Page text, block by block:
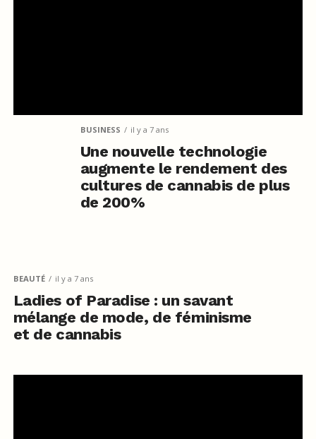
BUSINESS il y a 7 ans
Une nouvelle technologie
augmente le rendement des
cultures de cannabis de plus
de 200%
BEAUTÉ il y a 7 ans
Ladies of Paradise : un savant
mélange de mode, de féminisme
et de cannabis